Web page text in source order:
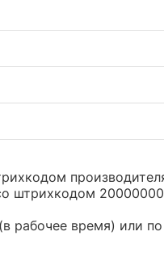
штрихкодом
рабочее время) или